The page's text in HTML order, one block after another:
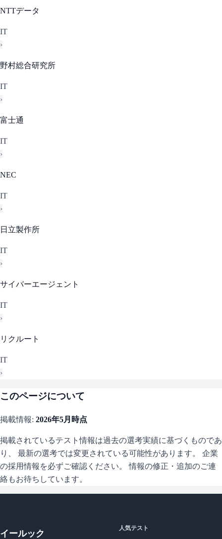
NTTデータ
IT
›
野村総合研究所
IT
›
富士通
IT
›
NEC
IT
›
日立製作所
IT
›
サイバーエージェント
IT
›
リクルート
IT
›
このページについて
掲載情報: 2026年5月 時点
掲載されているテスト情報は過去の選考実績に基づくものであ
り、 最新の選考では変更されている可能性があります。 企業
の採用情報を必ずご確認ください。 情報の修正・追加のご連
絡もお待ちしています。
イールック
人気テスト